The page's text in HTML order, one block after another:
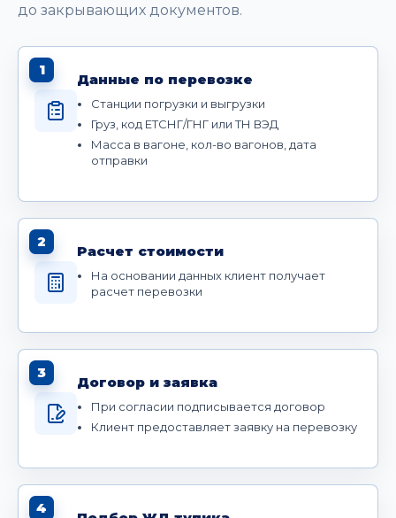
до закрывающих документов.
1
Данные по перевозке
Станции погрузки и выгрузки
Груз, код ЕТСНГ/ГНГ или ТН ВЭД
Масса в вагоне, кол-во вагонов, дата
отправки
2
Расчет стоимости
На основании данных клиент получает
расчет перевозки
3
Договор и заявка
При согласии подписывается договор
Клиент предоставляет заявку на перевозку
4